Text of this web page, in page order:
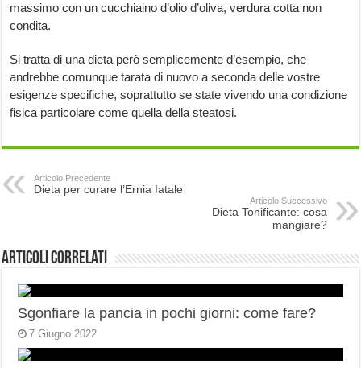
massimo con un cucchiaino d’olio d’oliva, verdura cotta non
condita.
Si tratta di una dieta però semplicemente d’esempio, che
andrebbe comunque tarata di nuovo a seconda delle vostre
esigenze specifiche, soprattutto se state vivendo una condizione
fisica particolare come quella della steatosi.
Articolo Precedente
Dieta per curare l’Ernia Iatale
Articolo Successivo
Dieta Tonificante: cosa
mangiare?
Articoli correlati
Sgonfiare la pancia in pochi giorni: come fare?
7 Giugno 2022